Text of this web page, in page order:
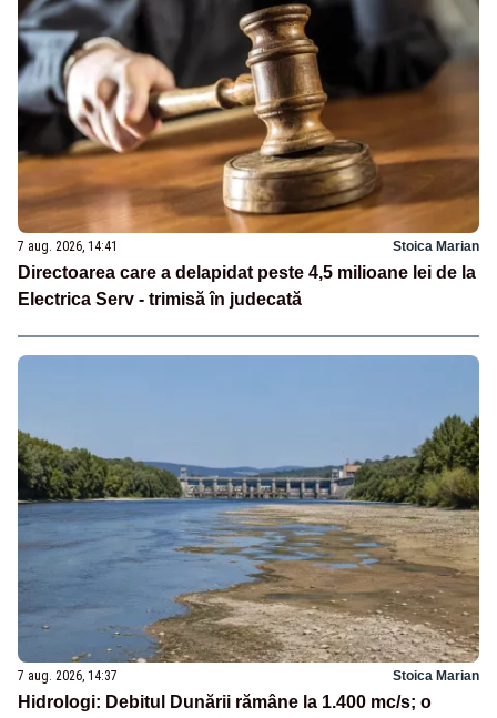
7 aug. 2026, 14:41 Stoica Marian
Directoarea care a delapidat peste 4,5 milioane lei de la
Electrica Serv - trimisă în judecată
7 aug. 2026, 14:37 Stoica Marian
Hidrologi: Debitul Dunării rămâne la 1.400 mc/s; o